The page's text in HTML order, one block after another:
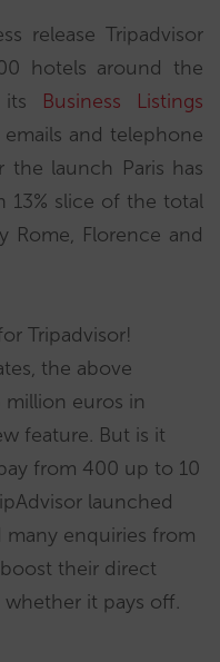
release Tripadvisor
hotels around the
its Business Listings
and telephone
launch Paris has
13% slice of the total
Rome, Florence and
Tripadvisor!
the above
million euros in
feature. But is it
from 400 up to 10
launched
many enquiries from
their direct
whether it pays off.